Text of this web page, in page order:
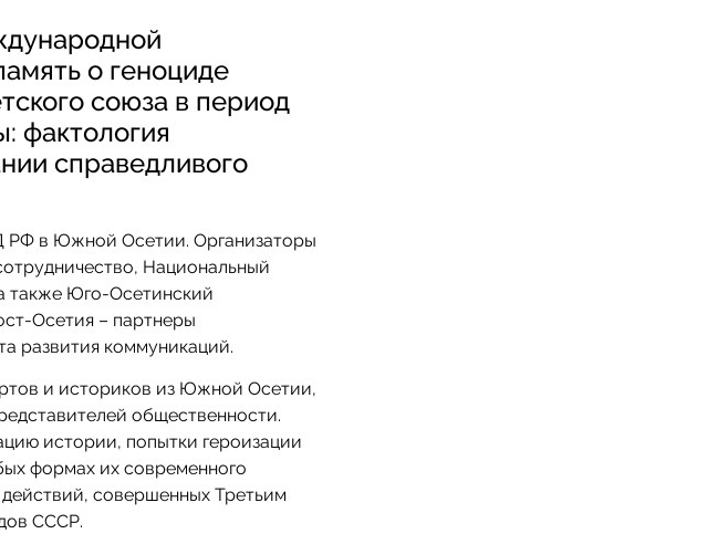
о геноциде
союза в период
фактология
справедливого
РФ в Южной Осетии. Организаторы
Национальный
также Юго-Осетинский
Осетия – партнеры
развития коммуникаций.
и историков из Южной Осетии,
общественности.
истории, попытки героизации
формах их современного
совершенных Третьим
СССР.